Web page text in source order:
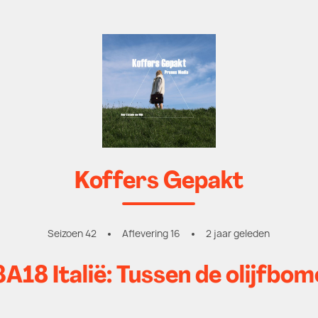
Koffers Gepakt
Seizoen 42 Aflevering 16 2 jaar geleden
Italië: Tussen de